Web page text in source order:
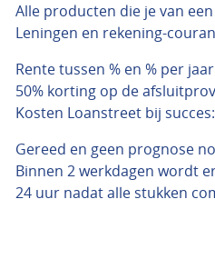
Alle producten die je van
Leningen en rekening-
Rente tussen % en % per jaar
50% korting op de
Kosten Loanstreet bij succes:
Gereed en geen prognose
Binnen 2 werkdagen wordt
24 uur nadat alle stukken